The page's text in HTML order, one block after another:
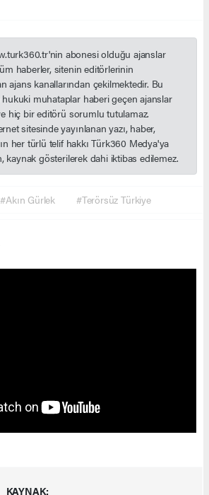
abonesi olduğu ajanslar
haberler, sitenin editörlerinin
ajans kanallarından çekilmektedir. Bu
muhataplar haberi geçen ajanslar
hiç bir editörü sorumlu tutulamaz.
sitesinde yayınlanan yazı, haber,
her türlü telif hakkı Türk360 Medya'ya
kaynak gösterilerek dahi iktibas edilemez.
#Akın Gürlek #Terörsüz Türkiye
KAYNAK: